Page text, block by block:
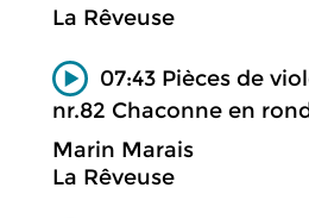
La Rêveuse
07:43 Pièces de
nr.82 Chaconne en
Marin Marais
La Rêveuse